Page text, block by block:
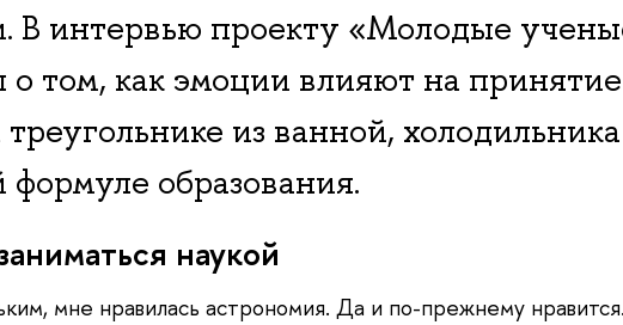
В интервью проекту «Молодые
о том, как эмоции влияют на
из ванной,
формуле образования.
наукой
мне нравилась астрономия. Да и по-прежнему